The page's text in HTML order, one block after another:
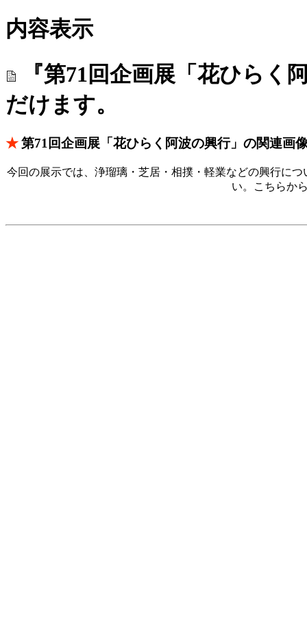
内容表示
『第71回企画展「花ひらく
だけます。
★第71回企画展「花ひらく阿波の興行」の関連画
今回の展示では、浄瑠璃・芝居・相撲・軽業などの興行に
い。こちら